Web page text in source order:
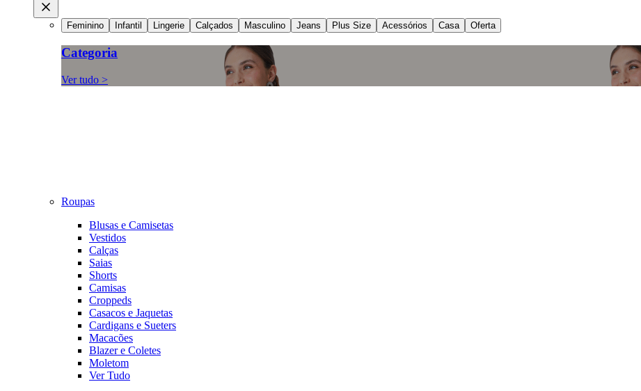
Feminino Infantil Lingerie Calçados Masculino Jeans Plus Size Acessórios Casa Oferta
Categoria
Ver tudo >
Roupas
Blusas e Camisetas
Vestidos
Calças
Saias
Shorts
Camisas
Croppeds
Casacos e Jaquetas
Cardigans e Sueters
Macacões
Blazer e Coletes
Moletom
Ver Tudo